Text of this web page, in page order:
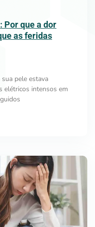
Por que a dor
as feridas
pele estava
elétricos intensos em